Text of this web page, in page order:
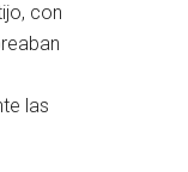
con
las